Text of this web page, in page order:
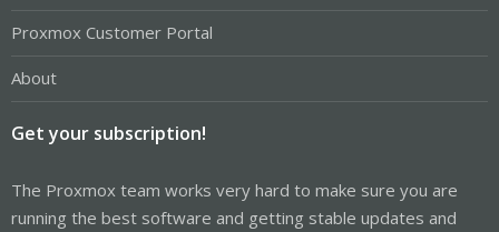
Proxmox Customer Portal
About
Get your subscription!
The Proxmox team works very hard to make sure you are
running the best software and getting stable updates and